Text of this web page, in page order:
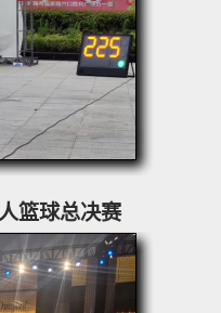
篮球总决赛